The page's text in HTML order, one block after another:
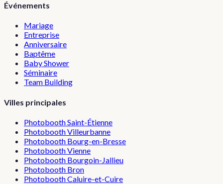
Événements
Mariage
Entreprise
Anniversaire
Baptême
Baby Shower
Séminaire
Team Building
Villes principales
PhotoboothSaint-Étienne
PhotoboothVilleurbanne
Photobooth Bourg-en-Bresse
PhotoboothVienne
Photobooth Bourgoin-Jallieu
Photobooth Bron
PhotoboothCaluire-et-Cuire